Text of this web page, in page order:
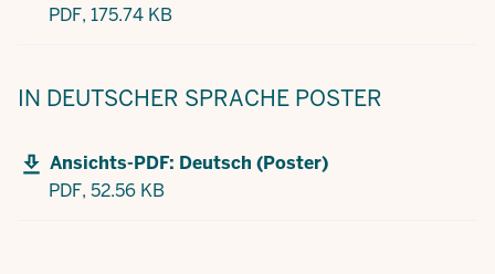
PDF, 175.74 KB
IN DEUTSCHER SPRACHE POSTER
Ansichts-PDF: Deutsch (Poster)
PDF, 52.56 KB